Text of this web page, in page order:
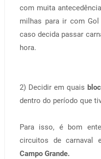
com muita
milhas para ir com
caso decida passar
hora.
2) Decidir em quais
dentro do período que
Para isso, é bom
circuitos de carnaval
Campo Grande.